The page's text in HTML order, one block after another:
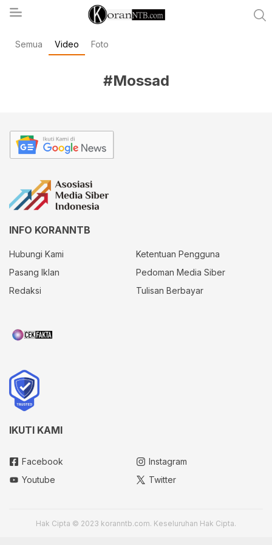
koranntb.com
Semua Video Foto
#Mossad
INFO KORANNTB
Hubungi Kami
Ketentuan Pengguna
Pasang Iklan
Pedoman Media Siber
Redaksi
Tulisan Berbayar
IKUTI KAMI
Facebook
Instagram
Youtube
Twitter
Hak Cipta © 2023 koranntb.com. Keseluruhan Hak Cipta.